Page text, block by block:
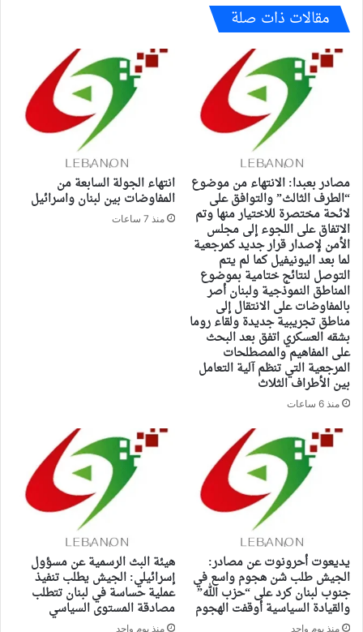
مقالات ذات صلة
مصادر بعبدا: الانتهاء من موضوع
“الطرف الثالث” والتوافق على
لائحة مختصرة للاختيار منها وتم
الاتفاق على اللجوء إلى مجلس
الأمن لإصدار قرار جديد كمرجعية
لما بعد اليونيفيل كما لم يتم
التوصل لنتائج ختامية بموضوع
المناطق النموذجية ولبنان أصر
بالمفاوضات على الانتقال إلى
مناطق تجريبية جديدة ولقاء روما
بشقه العسكري اتفق بعد البحث
على المفاهيم والمصطلحات
المرجعية التي تنظم آلية التعامل
بين الأطراف الثلاث
منذ 6 ساعات
انتهاء الجولة السابعة من
المفاوضات بين لبنان واسرائيل
منذ 7 ساعات
يديعوت أحرونوت عن مصادر:
الجيش طلب شن هجوم واسع في
جنوب لبنان كرد على “حزب الله”
والقيادة السياسية أوقفت الهجوم
منذ يوم واحد
هيئة البث الرسمية عن مسؤول
إسرائيلي: الجيش يطلب تنفيذ
عملية حساسة في لبنان تتطلب
مصادقة المستوى السياسي
منذ يوم واحد